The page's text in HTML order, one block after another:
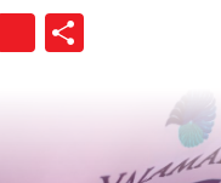
instagram